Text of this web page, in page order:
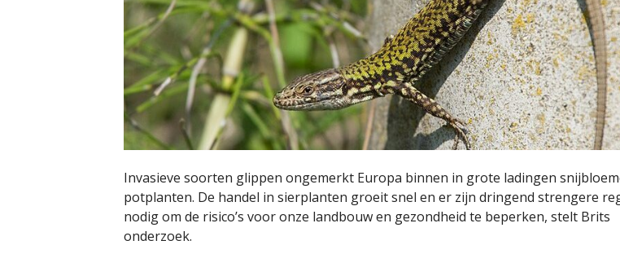
Invasieve soorten glippen ongemerkt Europa binnen in grote ladingen
potplanten. De handel in sierplanten groeit snel en er zijn dringend strengere
nodig om de risico’s voor onze landbouw en gezondheid te beperken, stelt Brits
onderzoek.